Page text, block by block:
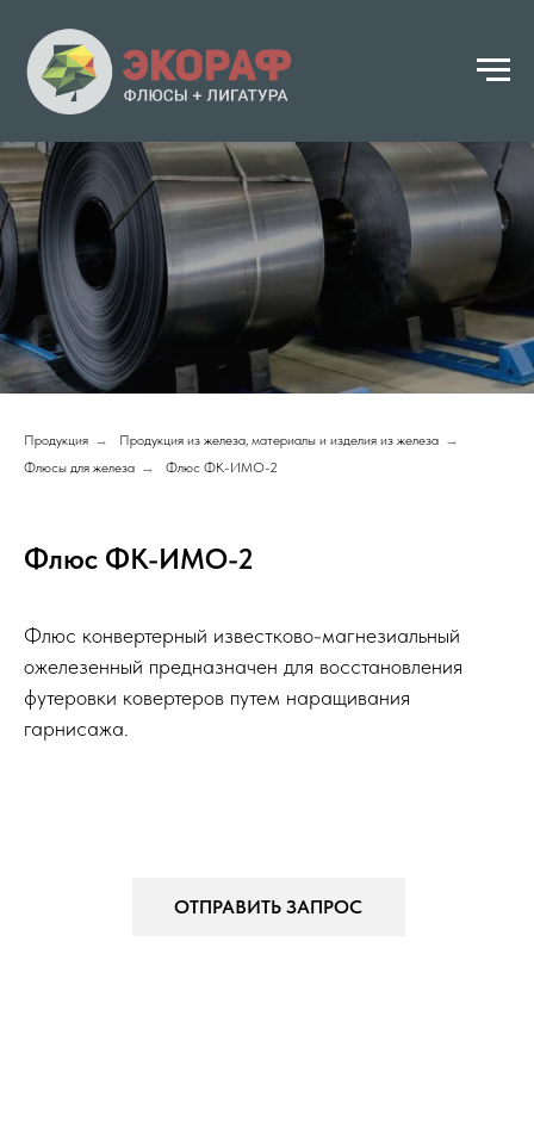
Продукция → Продукция из железа, материалы и изделия из железа →
Флюсы для железа → Флюс ФК-ИМО-2
Флюс ФК-ИМО-2
Флюс конвертерный известково-магнезиальный
ожелезенный предназначен для восстановления
футеровки ковертеров путем наращивания
гарнисажа.
ОТПРАВИТЬ ЗАПРОС